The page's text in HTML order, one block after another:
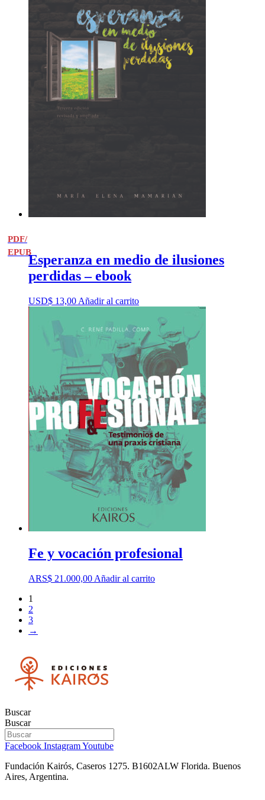
PDF/
EPUBEsperanza en medio de ilusiones
perdidas – ebook
USD$ 13,00 Añadir al carrito
Fe y vocación profesional
ARS$ 21.000,00 Añadir al carrito
1
2
3
→
Buscar
Buscar
Facebook InstagramYoutube
Fundación Kairós, Caseros 1275. B1602ALW Florida. Buenos
Aires, Argentina.